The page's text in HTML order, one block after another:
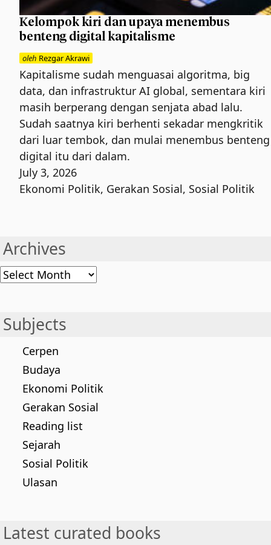
Kelompok kiri dan upaya menembus
benteng digital kapitalisme
oleh Rezgar Akrawi
Kapitalisme sudah menguasai algoritma, big
data, dan infrastruktur AI global, sementara kiri
masih berperang dengan senjata abad lalu.
Sudah saatnya kiri berhenti sekadar mengkritik
dari luar tembok, dan mulai menembus benteng
digital itu dari dalam.
July 3, 2026
Ekonomi Politik, Gerakan Sosial, Sosial Politik
Archives
Archives
Subjects
Cerpen
Budaya
Ekonomi Politik
Gerakan Sosial
Reading list
Sejarah
Sosial Politik
Ulasan
Latest curated books